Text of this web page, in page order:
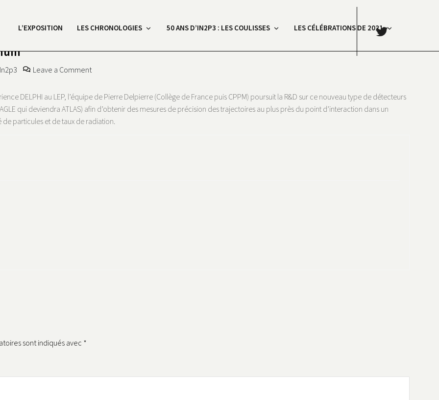
L’EXPOSITION LES CHRONOLOGIES 50 ANS D’IN2P3 : LES COULISSES LES CÉLÉBRATIONS DE 2021
.
Leave a Commenton Nouveau type de détecteurs au silicium
DELPHI au LEP, l’équipe de Pierre Delpierre (Collège de France puis CPPM) poursuit la R&D sur ce nouveau type de détecteurs
qui deviendra ATLAS) afin d’obtenir des mesures de précision des trajectoires au plus près du point d’interaction dans un
particules et de taux de radiation.
sont indiqués avec *